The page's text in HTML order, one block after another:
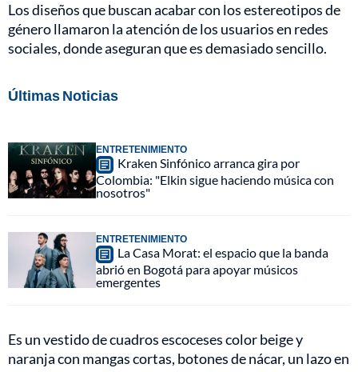
Los diseños que buscan acabar con los estereotipos de
género llamaron la atención de los usuarios en redes
sociales, donde aseguran que es demasiado sencillo.
Últimas Noticias
ENTRETENIMIENTO
Kraken Sinfónico arranca gira por
Colombia: "Elkin sigue haciendo música con
nosotros"
ENTRETENIMIENTO
La Casa Morat: el espacio que la banda
abrió en Bogotá para apoyar músicos
emergentes
Es un vestido de cuadros escoceses color beige y
naranja con mangas cortas, botones de nácar, un lazo en